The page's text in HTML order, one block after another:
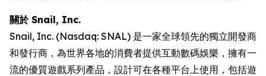
關於 Snail, Inc.
Snail, Inc. (Nasdaq: SNAL) 是一家全球領先的獨立開發商
和發行商，為世界各地的消費者提供互動數碼娛樂，擁有一
流的優質遊戲系列產品，設計可在各種平台上使用，包括遊